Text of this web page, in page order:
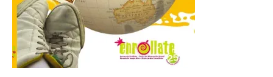
El Gobierno de España
lanza un visor web para
localizar y disfrutar del
eclipse solar del 12 de